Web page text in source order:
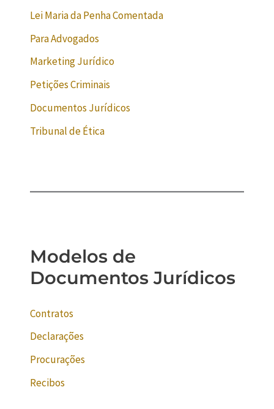
Lei Maria da Penha Comentada
Para Advogados
Marketing Jurídico
Petições Criminais
Documentos Jurídicos
Tribunal de Ética
Modelos de
Documentos Jurídicos
Contratos
Declarações
Procurações
Recibos